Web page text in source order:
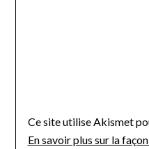
Ce site utilise Akismet
En savoir plus sur la